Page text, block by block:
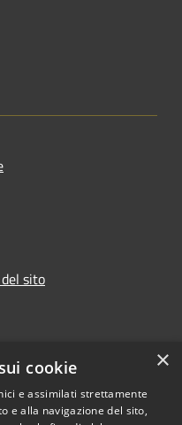
sito
×
cookie
e assimilati strettamente
e alla navigazione del sito,